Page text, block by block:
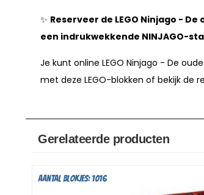
✨ Reserveer de LEGO Ninjago -
een indrukwekkende NINJAGO-
Je kunt online LEGO Ninjago - De
met deze LEGO-blokken of bekijk de
Gerelateerde producten
Aantal blokjes: 1016